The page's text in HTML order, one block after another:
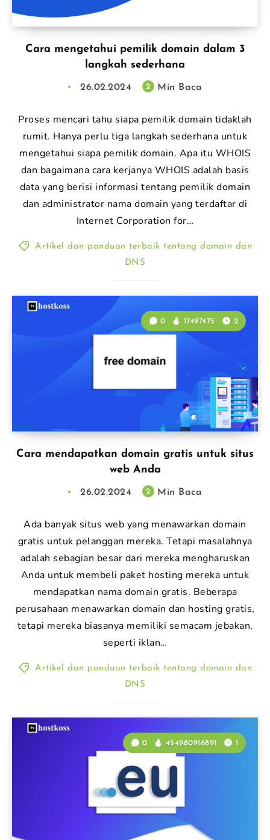
Cara mengetahui pemilik domain dalam 3
langkah sederhana
26.02.2024 2 Min Baca
Proses mencari tahu siapa pemilik domain tidaklah
rumit. Hanya perlu tiga langkah sederhana untuk
mengetahui siapa pemilik domain. Apa itu WHOIS
dan bagaimana cara kerjanya WHOIS adalah basis
data yang berisi informasi tentang pemilik domain
dan administrator nama domain yang terdaftar di
Internet Corporation for…
Artikel dan panduan terbaik tentang domain dan
DNS
Cara mendapatkan domain gratis untuk situs
web Anda
0 17497475 2
26.02.2024 2 Min Baca
Ada banyak situs web yang menawarkan domain
gratis untuk pelanggan mereka. Tetapi masalahnya
adalah sebagian besar dari mereka mengharuskan
Anda untuk membeli paket hosting mereka untuk
mendapatkan nama domain gratis. Beberapa
perusahaan menawarkan domain dan hosting gratis,
tetapi mereka biasanya memiliki semacam jebakan,
seperti iklan…
Artikel dan panduan terbaik tentang domain dan
DNS
0 454980916891 1